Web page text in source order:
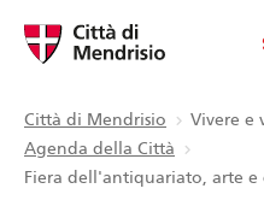
Città di Mendrisio Vivere e
Agenda della Città
Fiera dell'antiquariato, arte e